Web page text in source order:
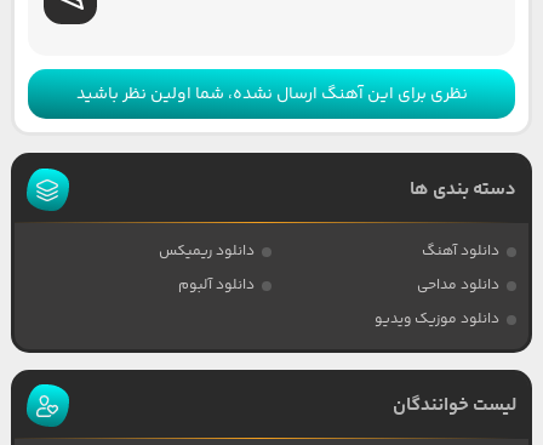
نظری برای این آهنگ ارسال نشده، شما اولین نظر باشید
دسته بندی ها
دانلود آهنگ
دانلود ریمیکس
دانلود مداحی
دانلود آلبوم
دانلود موزیک ویدیو
لیست خوانندگان